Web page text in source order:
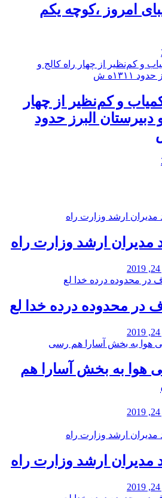
امروز ،کوچه یکم
و کم‌نظیر از چهار
دبيرستان البرز حدود
مدیران ارشد وزارت راه
در محدوده درده خدا لع
هوا به بخش آسارا هم
مدیران ارشد وزارت راه